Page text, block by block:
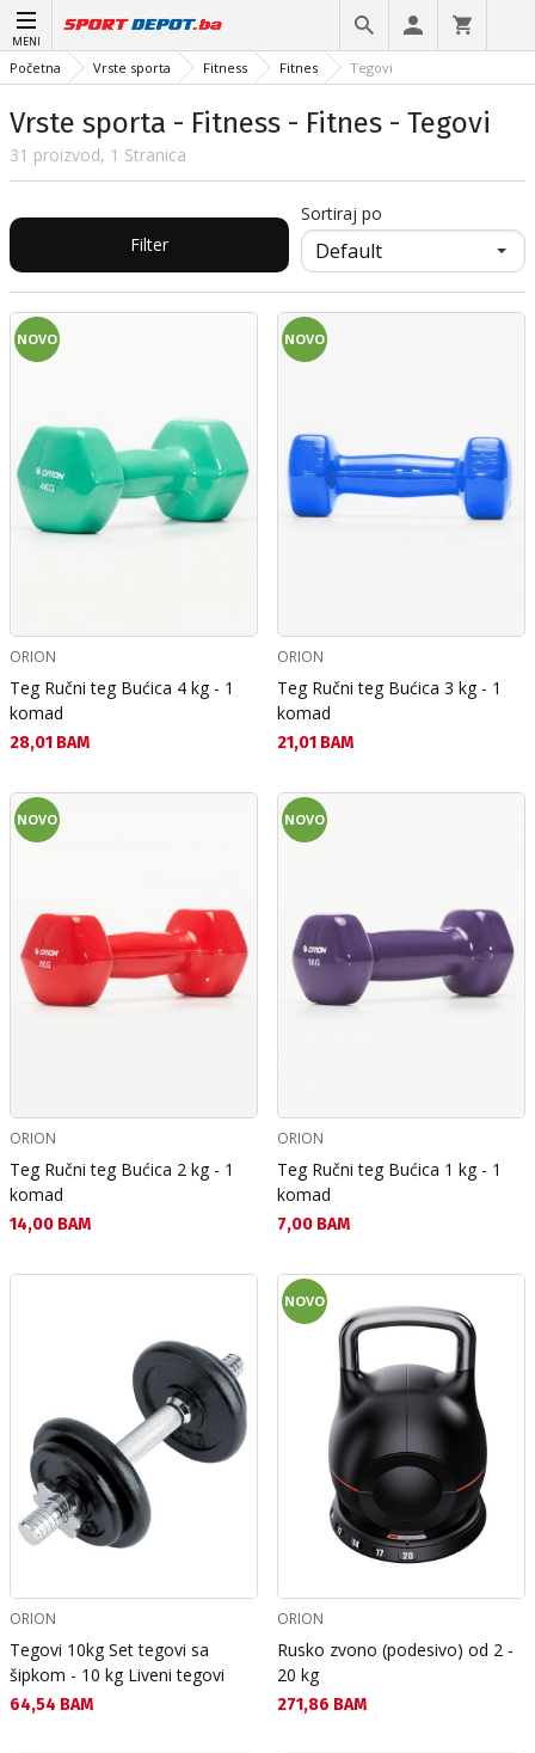
MENI
Početna Vrste sporta Fitness Fitnes Tegovi
Vrste sporta - Fitness - Fitnes - Tegovi
31 proizvod, 1 Stranica
Filter
Sortiraj po
NOVO
ORION
Teg Ručni teg Bućica 4 kg - 1
komad
Текуща цена:
28,01 BAM
NOVO
ORION
Teg Ručni teg Bućica 3 kg - 1
komad
Текуща цена:
21,01 BAM
NOVO
ORION
Teg Ručni teg Bućica 2 kg - 1
komad
Текуща цена:
14,00 BAM
NOVO
ORION
Teg Ručni teg Bućica 1 kg - 1
komad
Текуща цена:
7,00 BAM
ORION
Tegovi 10kg Set tegovi sa
šipkom - 10 kg Liveni tegovi
Текуща цена:
64,54 BAM
NOVO
ORION
Rusko zvono (podesivo) od 2 -
20 kg
Текуща цена:
271,86 BAM